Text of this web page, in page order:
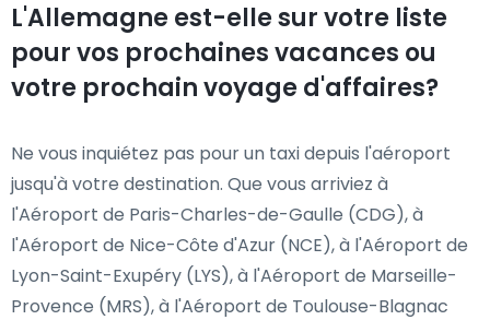
L'Allemagne est-elle sur votre liste
pour vos prochaines vacances ou
votre prochain voyage d'affaires?
Ne vous inquiétez pas pour un taxi depuis l'aéroport
jusqu'à votre destination. Que vous arriviez à
l'Aéroport de Paris-Charles-de-Gaulle (CDG), à
l'Aéroport de Nice-Côte d'Azur (NCE), à l'Aéroport de
Lyon-Saint-Exupéry (LYS), à l'Aéroport de Marseille-
Provence (MRS), à l'Aéroport de Toulouse-Blagnac